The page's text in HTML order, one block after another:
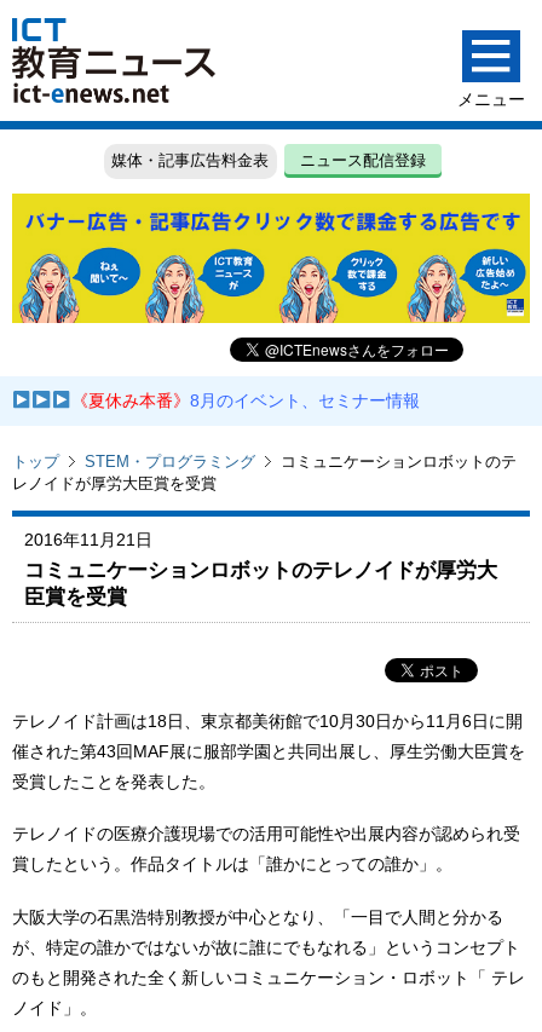
媒体・記事広告料金表 ニュース配信登録
《夏休み本番》8月のイベント、セミナー情報
トップ STEM・プログラミング
コミュニケーションロボットのテ
レノイドが厚労大臣賞を受賞
2016年11月21日
コミュニケーションロボットのテレノイドが厚労大
臣賞を受賞
テレノイド計画は18日、東京都美術館で10月30日から11月6日に開
催された第43回MAF展に服部学園と共同出展し、厚生労働大臣賞を
受賞したことを発表した。
テレノイドの医療介護現場での活用可能性や出展内容が認められ受
賞したという。作品タイトルは「誰かにとっての誰か」。
大阪大学の石黒浩特別教授が中心となり、「一目で人間と分かる
が、特定の誰かではないが故に誰にでもなれる」というコンセプト
のもと開発された全く新しいコミュニケーション・ロボット「 テレ
ノイド」。